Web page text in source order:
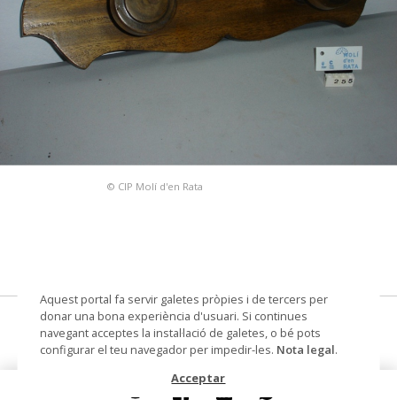
© CIP Molí d'en Rata
penjador de paret
Datació segle XX
Aquest portal fa servir galetes pròpies i de tercers per
donar una bona experiència d'usuari. Si continues
navegant acceptes la instal·lació de galetes, o bé pots
configurar el teu navegador per impedir-les. Nota legal.
Acceptar